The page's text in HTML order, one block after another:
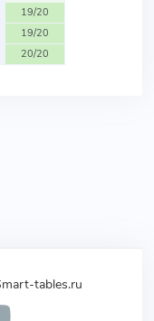
19/20
19/20
20/20
tables.ru